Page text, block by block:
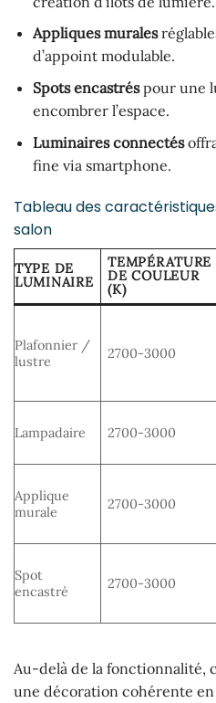
Appliques murales
d’appoint modulable.
Spots encastréspour une
encombrer l’espace.
Luminaires connectés
fine via smartphone.
Tableau des
salon
TYPE DE
LUMINAIRE
TEMPÉRATURE
DE COULEUR
(K)
Plafonnier /
lustre
2700-3000
Lampadaire 2700-3000
Applique
murale
2700-3000
Spot
encastré
2700-3000
Au-delà de la fonctionnalité,
une décoration cohérente